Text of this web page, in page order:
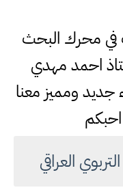
في محرك البحث
احمد مهدي
ومميز معنا
العراقي